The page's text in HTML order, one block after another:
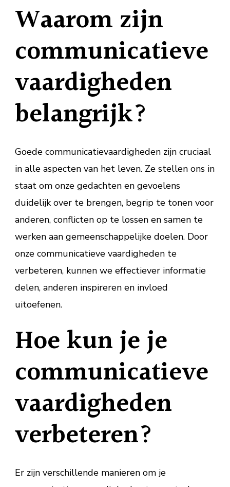
Waarom zijn
communicatieve
vaardigheden
belangrijk?
Goede communicatievaardigheden zijn cruciaal
in alle aspecten van het leven. Ze stellen ons in
staat om onze gedachten en gevoelens
duidelijk over te brengen, begrip te tonen voor
anderen, conflicten op te lossen en samen te
werken aan gemeenschappelijke doelen. Door
onze communicatieve vaardigheden te
verbeteren, kunnen we effectiever informatie
delen, anderen inspireren en invloed
uitoefenen.
Hoe kun je je
communicatieve
vaardigheden
verbeteren?
Er zijn verschillende manieren om je